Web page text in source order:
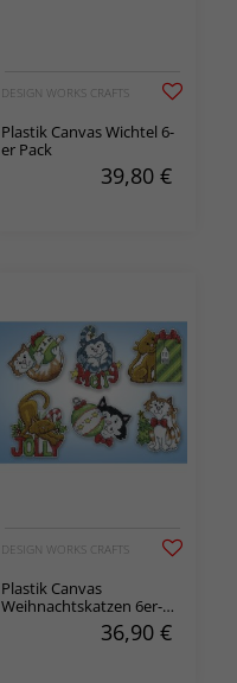
DESIGN WORKS CRAFTS
Plastik Canvas Wichtel 6-
er Pack
39,80 €
DESIGN WORKS CRAFTS
Plastik Canvas
Weihnachtskatzen 6er-
36,90 €